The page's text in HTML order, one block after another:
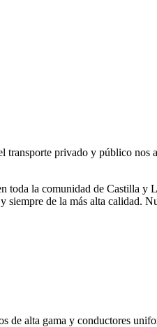
transporte privado y público nos
toda la comunidad de Castilla y
de la más alta calidad.
alta gama y conductores